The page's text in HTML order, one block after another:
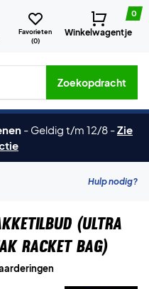
Favorieten
(0)
0
Winkelwagentje
merken etc.
Zoekopdracht
- Geldig t/m 12/8 -Zie
Hulp nodig?
(Ultra
Racket Bag)